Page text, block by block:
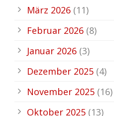
März 2026 (11)
Februar 2026 (8)
Januar 2026 (3)
Dezember 2025 (4)
November 2025 (16)
Oktober 2025 (13)